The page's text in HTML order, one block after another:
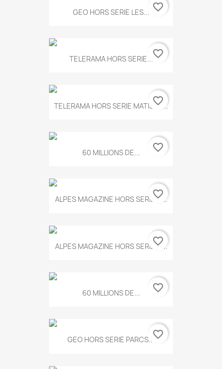
GEO HORS SERIE LES... favorite_border
TELERAMA HORS SERIE...favorite_border
TELERAMA HORS SERIE MATISSE...
favorite_border
60 MILLIONS DE... favorite_border
ALPES MAGAZINE HORS SERIE N...
favorite_border
ALPES MAGAZINE HORS SERIE N...
favorite_border
60 MILLIONS DE... favorite_border
GEO HORS SERIE PARCS...favorite_border